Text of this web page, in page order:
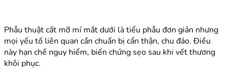
Phẫu thuật cắt mỡ mí mắt dưới là tiểu phẫu đơn giản nhưng
mọi yếu tố liên quan cần chuẩn bị cẩn thận, chu đáo. Điều
này hạn chế nguy hiểm, biến chứng sẹo sau khi vết thương
khôi phục.